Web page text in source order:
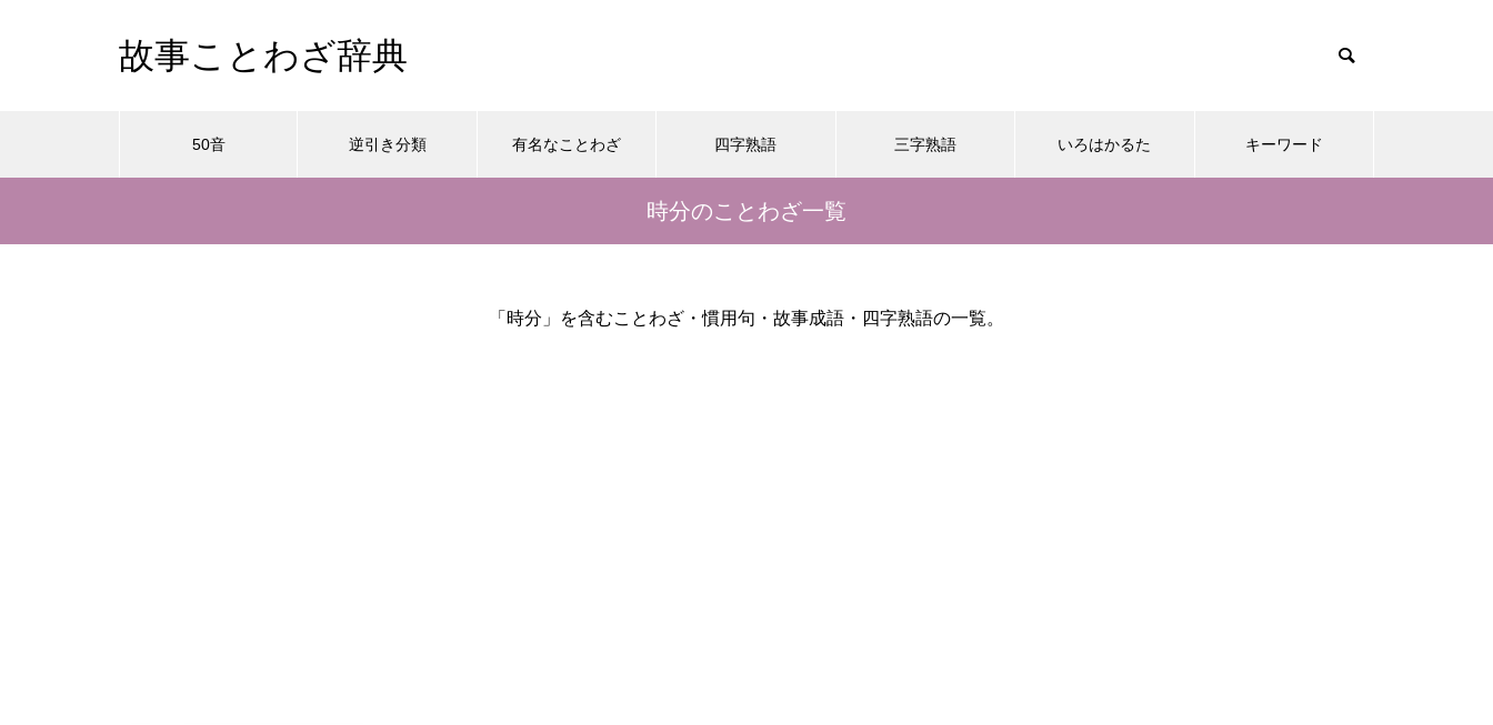
故事ことわざ辞典
50音 逆引き分類 有名なことわざ 四字熟語 三字熟語 いろはかるた キーワード
時分のことわざ一覧
「時分」を含むことわざ・慣用句・故事成語・四字熟語の一覧。